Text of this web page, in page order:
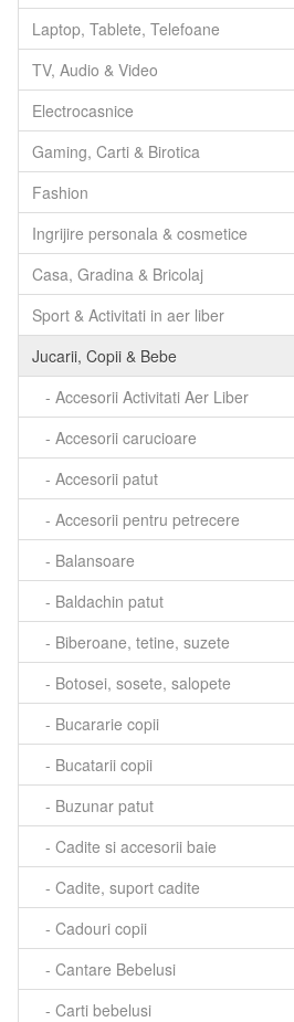
Laptop, Tablete, Telefoane
TV, Audio & Video
Electrocasnice
Gaming, Carti & Birotica
Fashion
Ingrijire personala & cosmetice
Casa, Gradina & Bricolaj
Sport & Activitati in aer liber
Jucarii, Copii & Bebe
- Accesorii Activitati Aer Liber
- Accesorii carucioare
- Accesorii patut
- Accesorii pentru petrecere
- Balansoare
- Baldachin patut
- Biberoane, tetine, suzete
- Botosei, sosete, salopete
- Bucararie copii
- Bucatarii copii
- Buzunar patut
- Cadite si accesorii baie
- Cadite, suport cadite
- Cadouri copii
- Cantare Bebelusi
- Carti bebelusi